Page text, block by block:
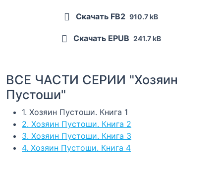
Скачать FB2 910.7 kB
Скачать EPUB 241.7 kB
ВСЕ ЧАСТИ СЕРИИ "Хозяин
Пустоши"
1. Хозяин Пустоши. Книга 1
2. Хозяин Пустоши. Книга 2
3. Хозяин Пустоши. Книга 3
4. Хозяин Пустоши. Книга 4